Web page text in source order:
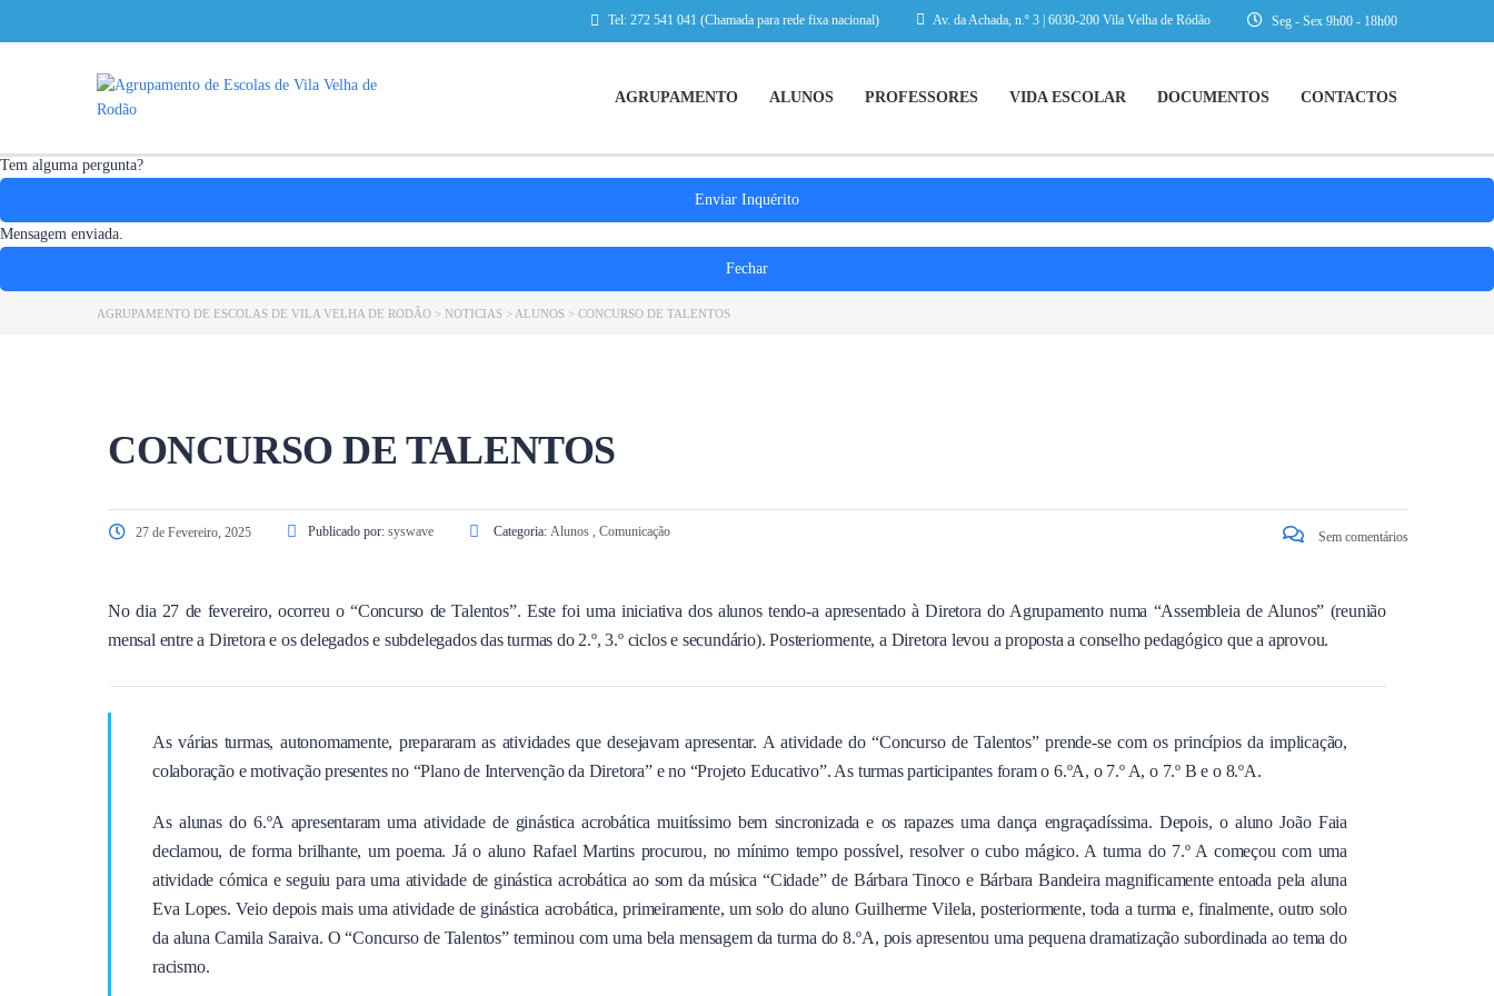
Seg - Sex 9h00 - 18h00
Av. da Achada, n.º 3 | 6030-200 Vila Velha de Ródão
Tel: 272 541 041 (Chamada para rede fixa nacional)
AGRUPAMENTO ALUNOS PROFESSORES VIDA ESCOLAR DOCUMENTOS CONTACTOS
Tem alguma pergunta?
Enviar Inquérito
Mensagem enviada.
Fechar
AGRUPAMENTO DE ESCOLAS DE VILA VELHA DE RODÃO > NOTICIAS > ALUNOS > CONCURSO DE TALENTOS
CONCURSO DE TALENTOS
27 de Fevereiro, 2025 Publicado por: syswave Categoria: Alunos , Comunicação Sem comentários
No dia 27 de fevereiro, ocorreu o “Concurso de Talentos”. Este foi uma iniciativa dos alunos tendo-a apresentado à Diretora do Agrupamento numa “Assembleia de Alunos” (reunião
mensal entre a Diretora e os delegados e subdelegados das turmas do 2.º, 3.º ciclos e secundário). Posteriormente, a Diretora levou a proposta a conselho pedagógico que a aprovou.
As várias turmas, autonomamente, prepararam as atividades que desejavam apresentar. A atividade do “Concurso de Talentos” prende-se com os princípios da implicação,
colaboração e motivação presentes no “Plano de Intervenção da Diretora” e no “Projeto Educativo”. As turmas participantes foram o 6.ºA, o 7.º A, o 7.º B e o 8.ºA.
As alunas do 6.ºA apresentaram uma atividade de ginástica acrobática muitíssimo bem sincronizada e os rapazes uma dança engraçadíssima. Depois, o aluno João Faia
declamou, de forma brilhante, um poema. Já o aluno Rafael Martins procurou, no mínimo tempo possível, resolver o cubo mágico. A turma do 7.º A começou com uma
atividade cómica e seguiu para uma atividade de ginástica acrobática ao som da música “Cidade” de Bárbara Tinoco e Bárbara Bandeira magnificamente entoada pela aluna
Eva Lopes. Veio depois mais uma atividade de ginástica acrobática, primeiramente, um solo do aluno Guilherme Vilela, posteriormente, toda a turma e, finalmente, outro solo
da aluna Camila Saraiva. O “Concurso de Talentos” terminou com uma bela mensagem da turma do 8.ºA, pois apresentou uma pequena dramatização subordinada ao tema do
racismo.